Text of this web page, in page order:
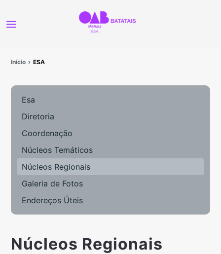
Início ESA
Esa
Diretoria
Coordenação
Núcleos Temáticos
Núcleos Regionais
Galeria de Fotos
Endereços Úteis
Núcleos Regionais